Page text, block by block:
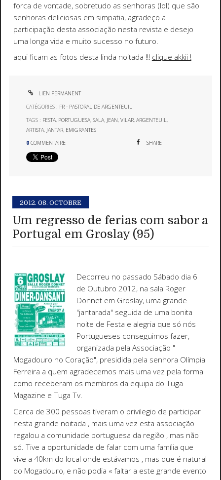
forca de vontade, sobretudo as senhoras (lol) que são
senhoras deliciosas em simpatia, agradeço a
participação desta associação nesta revista e desejo
uma longa vida e muito sucesso no futuro.
aqui ficam as fotos desta linda noitada !!! clique akkii !
LIEN PERMANENT
CATÉGORIES : FR - PASTORAL DE ARGENTEUIL
TAGS : FESTA, PORTUGUESA,SALA, JEAN,VILAR,ARGENTEUIL ,
ARTISTA, JANTAR, EMIGRANTES
0 COMMENTAIRE SHARE
2012. 08. OCTOBRE
Um regresso de ferias com sabor a
Portugal em Groslay (95)
Decorreu no passado Sábado dia 6
de Outubro 2012, na sala Roger
Donnet em Groslay, uma grande
"jantarada" seguida de uma bonita
noite de Festa e alegria que só nós
Portugueses conseguimos fazer,
organizada pela Associação "
Mogadouro no Coração", presidida pela senhora Olímpia
Ferreira a quem agradecemos mais uma vez pela forma
como receberam os membros da equipa do Tuga
Magazine e Tuga Tv.
Cerca de 300 pessoas tiveram o privilegio de participar
nesta grande noitada , mais uma vez esta associação
regalou a comunidade portuguesa da região , mas não
só. Tive a oportunidade de falar com uma família que
vive a 40km do local onde estávamos , mas que é natural
do Mogadouro, e não podia « faltar a este grande evento